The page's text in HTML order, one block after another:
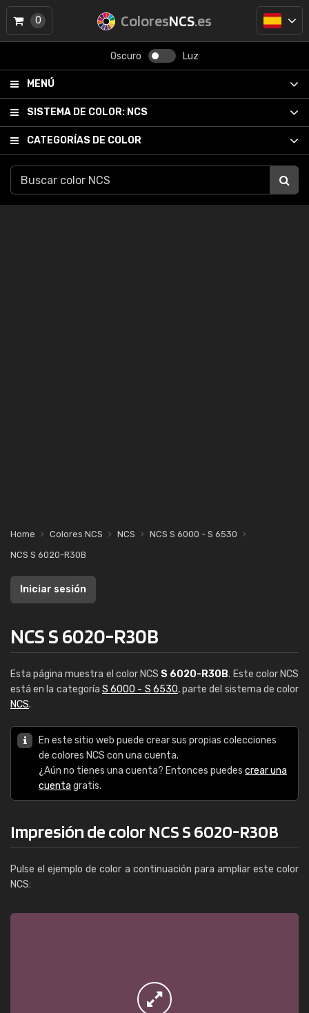
ColoresNCS.es
Oscuro Luz
MENÚ
SISTEMA DE COLOR: NCS
CATEGORÍAS DE COLOR
0
Home Colores NCS NCS
NCS S 6000 - S 6530
NCS S 6020-R30B
Iniciar sesión
NCS S 6020-R30B
Esta página muestra el color NCS S 6020-R30B. Este color NCS
está en la categoría S 6000 - S 6530, parte del sistema de color
NCS.
En este sitio web puede crear sus propias colecciones
de colores NCS con una cuenta.
¿Aún no tienes una cuenta? Entonces puedes crear una
cuenta gratis.
Impresión de color NCS S 6020-R30B
Pulse el ejemplo de color a continuación para ampliar este color
NCS: